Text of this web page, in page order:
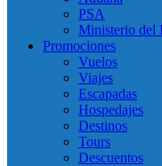
PSA
Ministerio del
Promociones
Vuelos
Viajes
Escapadas
Hospedajes
Destinos
Tours
Descuentos